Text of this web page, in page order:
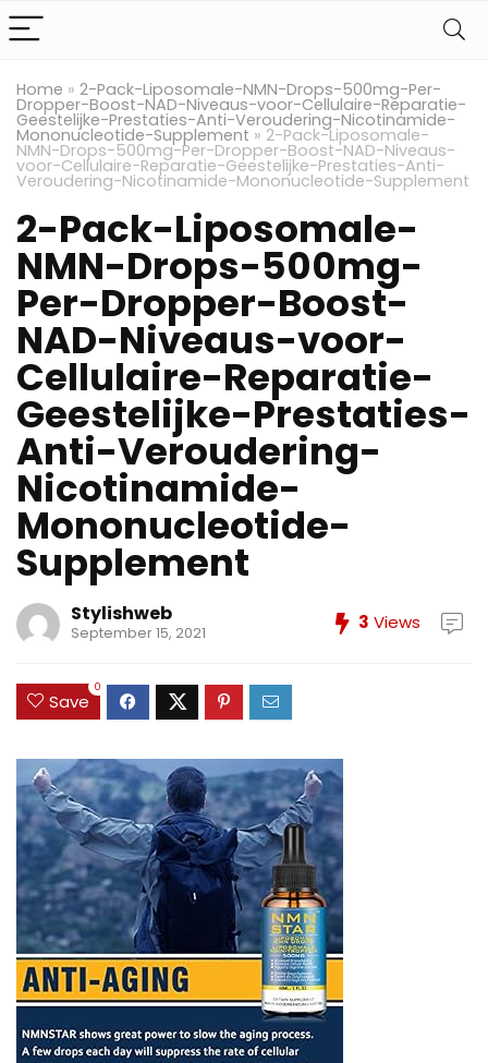
Home » 2-Pack-Liposomale-NMN-Drops-500mg-Per-
Dropper-Boost-NAD-Niveaus-voor-Cellulaire-Reparatie-
Geestelijke-Prestaties-Anti-Veroudering-Nicotinamide-
Mononucleotide-Supplement » 2-Pack-Liposomale-
NMN-Drops-500mg-Per-Dropper-Boost-NAD-Niveaus-
voor-Cellulaire-Reparatie-Geestelijke-Prestaties-Anti-
Veroudering-Nicotinamide-Mononucleotide-Supplement
2-Pack-Liposomale-
NMN-Drops-500mg-
Per-Dropper-Boost-
NAD-Niveaus-voor-
Cellulaire-Reparatie-
Geestelijke-Prestaties-
Anti-Veroudering-
Nicotinamide-
Mononucleotide-
Supplement
Stylishweb
September 15, 2021 3 Views
Save
0